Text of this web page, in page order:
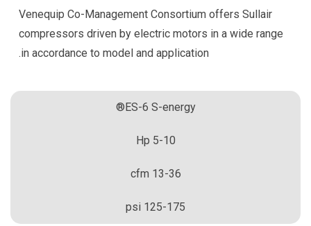
Venequip Co-Management Consortium offers Sullair
compressors driven by electric motors in a wide range
in accordance to model and application.
ES-6 S-energy®
5-10 Hp
13-36 cfm
125-175 psi